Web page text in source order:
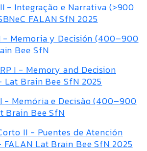
II - Integração e Narrativa (>900
FALAN SfN 2025
I - Memoria y Decisión (400–900
Bee SfN
I - Memory and Decision
Brain Bee SfN 2025
I - Memória e Decisão (400–900
Brain Bee SfN
II - Puentes de Atención
Lat Brain Bee SfN 2025